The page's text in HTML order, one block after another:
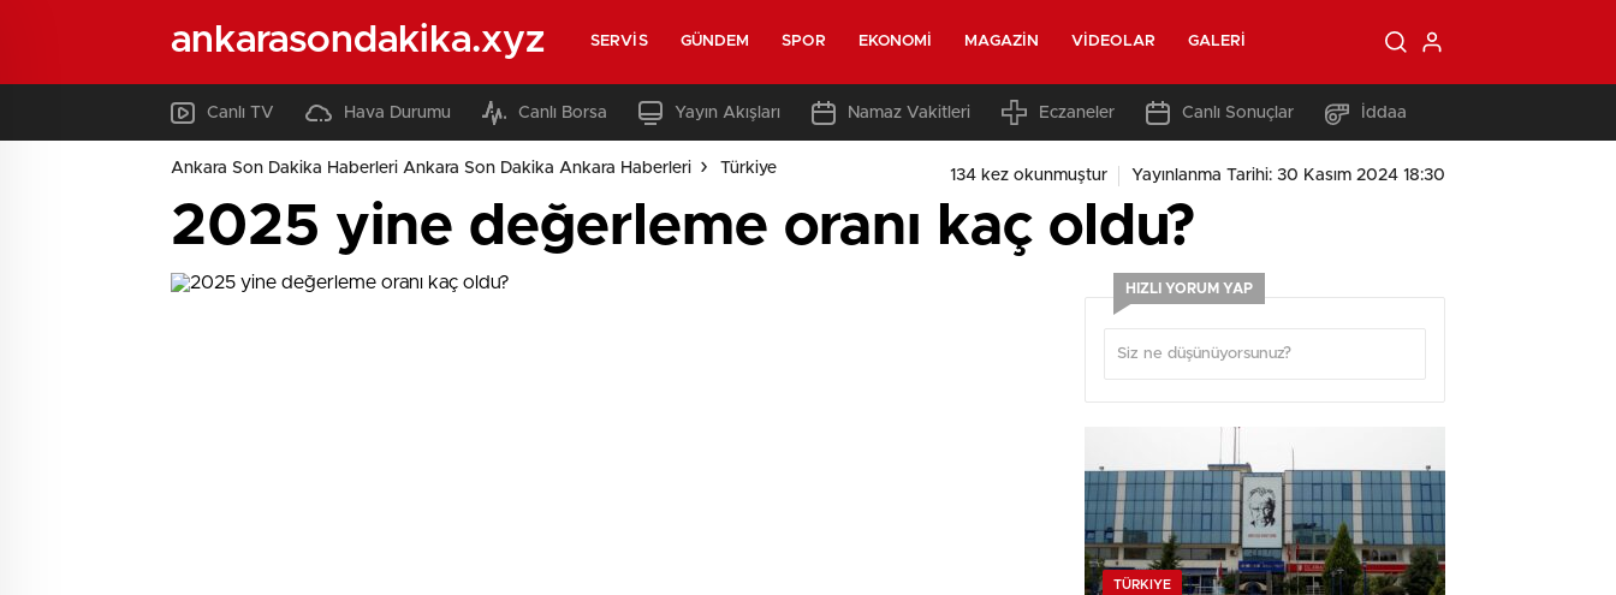
ankarasondakika.xyz SERVIS GÜNDEM SPOR EKONOMI MAGAZIN VIDEOLAR GALERI
Canlı TV Hava Durumu Canlı Borsa Yayın Akışları Namaz Vakitleri Eczaneler Canlı Sonuçlar İddaa
Ankara Son Dakika Haberleri Ankara Son Dakika Ankara Haberleri Türkiye 134 kez okunmuştur Yayınlanma Tarihi: 30 Kasım 2024 18:30
2025 yine değerleme oranı kaç oldu?
HIZLI YORUM YAP
TÜRKIYE